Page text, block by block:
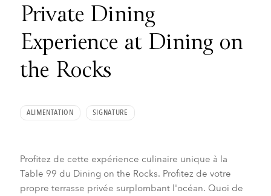
Private Dining
Experience at Dining on
the Rocks
ALIMENTATION SIGNATURE
Profitez de cette expérience culinaire unique à la
Table 99 du Dining on the Rocks. Profitez de votre
propre terrasse privée surplombant l'océan. Quoi de